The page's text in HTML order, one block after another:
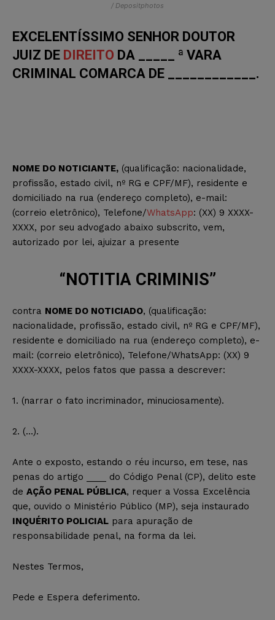
/ Depositphotos
EXCELENTÍSSIMO SENHOR DOUTOR
JUIZ DE DIREITO DA _____ ª VARA
CRIMINAL COMARCA DE ____________.
NOME DO NOTICIANTE, (qualificação: nacionalidade,
profissão, estado civil, nº RG e CPF/MF), residente e
domiciliado na rua (endereço completo), e-mail:
(correio eletrônico), Telefone/WhatsApp: (XX) 9 XXXX-
XXXX, por seu advogado abaixo subscrito, vem,
autorizado por lei, ajuizar a presente
“NOTITIA CRIMINIS”
contra NOME DO NOTICIADO, (qualificação:
nacionalidade, profissão, estado civil, nº RG e CPF/MF),
residente e domiciliado na rua (endereço completo), e-
mail: (correio eletrônico), Telefone/WhatsApp: (XX) 9
XXXX-XXXX, pelos fatos que passa a descrever:
1. (narrar o fato incriminador, minuciosamente).
2. (…).
Ante o exposto, estando o réu incurso, em tese, nas
penas do artigo ____ do Código Penal (CP), delito este
de AÇÃO PENAL PÚBLICA, requer a Vossa Excelência
que, ouvido o Ministério Público (MP), seja instaurado
INQUÉRITO POLICIAL para apuração de
responsabilidade penal, na forma da lei.
Nestes Termos,
Pede e Espera deferimento.